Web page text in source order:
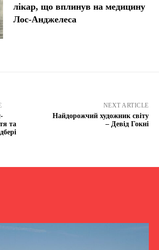
лікар, що вплинув на медицину
Лос-Анджелеса
та
NEXT ARTICLE
Найдорожчий художник світу
– Девід Гокні